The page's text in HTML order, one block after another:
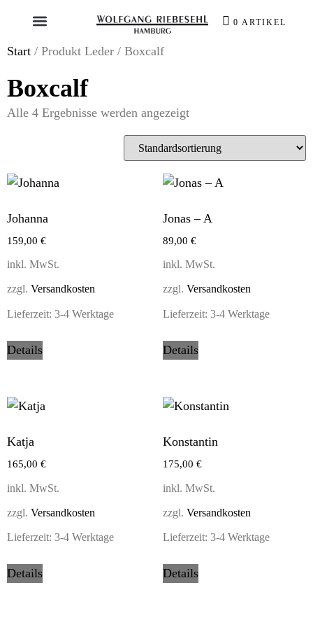
0 ARTIKEL
Start / Produkt Leder / Boxcalf
Boxcalf
Alle 4 Ergebnisse werden angezeigt
Johanna
159,00 €
inkl. MwSt.
zzgl. Versandkosten
Lieferzeit: 3-4 Werktage
Details
Jonas – A
89,00 €
inkl. MwSt.
zzgl. Versandkosten
Lieferzeit: 3-4 Werktage
Details
Katja
165,00 €
inkl. MwSt.
zzgl. Versandkosten
Lieferzeit: 3-4 Werktage
Details
Konstantin
175,00 €
inkl. MwSt.
zzgl. Versandkosten
Lieferzeit: 3-4 Werktage
Details